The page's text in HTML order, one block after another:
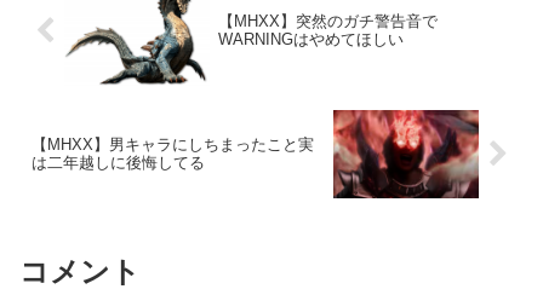
【MHXX】突然のガチ警告音で
WARNINGはやめてほしい
【MHXX】男キャラにしちまったこと実
は二年越しに後悔してる
コメント